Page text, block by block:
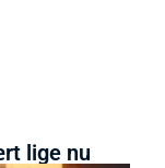
lige nu